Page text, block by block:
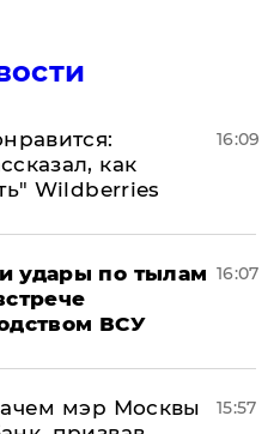
как
Wildberries
16:09
удары по тылам
ВСУ
16:07
мэр Москвы
15:57